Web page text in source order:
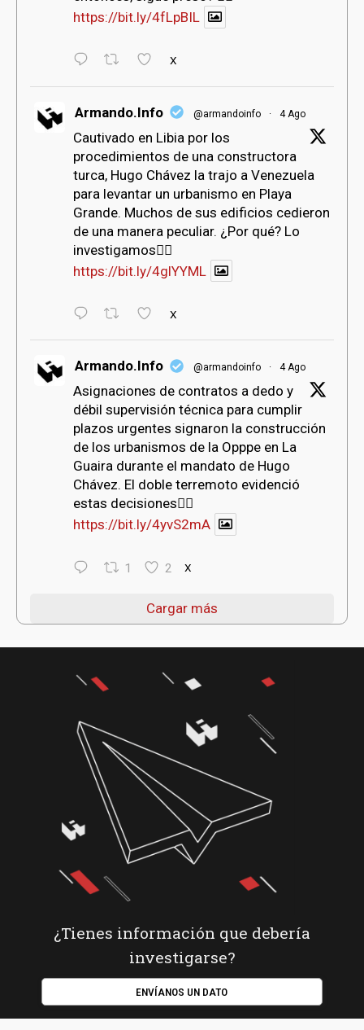
https://bit.ly/4fLpBIL
X
Armando.Info @armandoinfo · 4 Ago
Cautivado en Libia por los
procedimientos de una constructora
turca, Hugo Chávez la trajo a Venezuela
para levantar un urbanismo en Playa
Grande. Muchos de sus edificios cedieron
de una manera peculiar. ¿Por qué? Lo
investigamos👇🏻
https://bit.ly/4glYYML
X
Armando.Info @armandoinfo · 4 Ago
Asignaciones de contratos a dedo y
débil supervisión técnica para cumplir
plazos urgentes signaron la construcción
de los urbanismos de la Opppe en La
Guaira durante el mandato de Hugo
Chávez. El doble terremoto evidenció
estas decisiones👇🏻
https://bit.ly/4yvS2mA
1 2 X
Cargar más
¿Tienes información que debería
investigarse?
ENVÍANOS UN DATO